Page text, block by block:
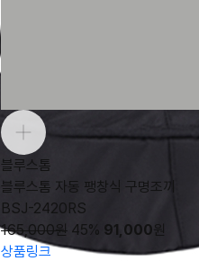
블루스톰
블루스톰 자동 팽창식 구명조끼
BSJ-2420RS
165,000원 45% 91,000원
상품링크